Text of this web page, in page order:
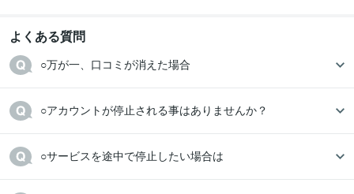
よくある質問